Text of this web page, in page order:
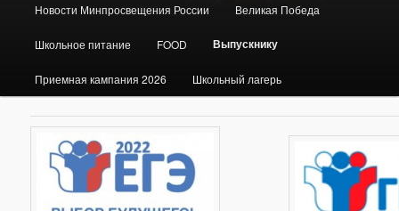
Новости Минпросвещения России Великая Победа
Школьное питание FOOD Выпускнику
Приемная кампания 2026 Школьный лагерь